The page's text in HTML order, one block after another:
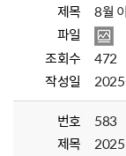
제목
8월
파일
조회수
472
작성일
번호
583
제목